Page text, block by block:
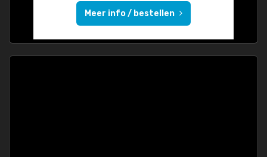
Meer info / bestellen